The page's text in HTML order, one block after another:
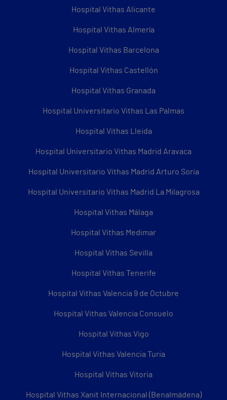
Hospital Vithas Alicante
Hospital Vithas Almería
Hospital Vithas Barcelona
Hospital Vithas Castellón
Hospital Vithas Granada
Hospital Universitario Vithas Las Palmas
Hospital Vithas Lleida
Hospital Universitario Vithas Madrid Aravaca
Hospital Universitario Vithas Madrid Arturo Soria
Hospital Universitario Vithas Madrid La Milagrosa
Hospital Vithas Málaga
Hospital Vithas Medimar
Hospital Vithas Sevilla
Hospital Vithas Tenerife
Hospital Vithas Valencia 9 de Octubre
Hospital Vithas Valencia Consuelo
Hospital Vithas Vigo
Hospital Vithas Valencia Turia
Hospital Vithas Vitoria
Hospital Vithas Xanit Internacional (Benalmádena)